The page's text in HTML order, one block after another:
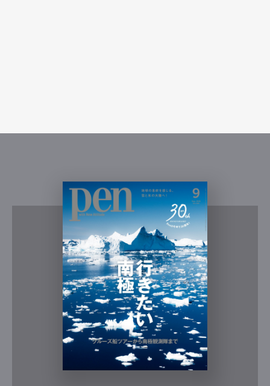
Art&DesignWatchFashion
GourmetCars
ProductCultureLifestyle
Pen Membership
Magazine
Official Columnist
About
Contact